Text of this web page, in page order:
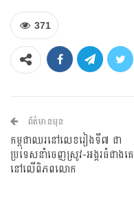
371
ព័ត៌មានមុន
កម្ពុជាឈរនៅលេខរៀងទី៧ ជា
ប្រទេសនាំចេញស្រូវ-អង្ករធំជាងគេ
នៅលើពិភពលោក